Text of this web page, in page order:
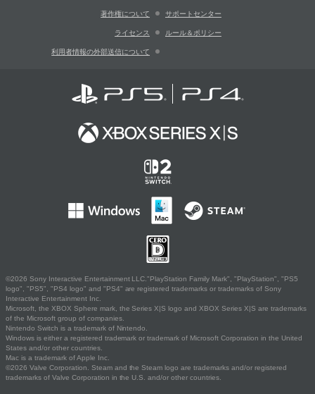
著作権について サポートセンター
ライセンス ルール＆ポリシー
利用者情報の外部送信について
©2026 Sony Interactive Entertainment LLC."PlayStation Family Mark", "PlayStation", "PS5
logo", "PS5", "PS4 logo" and "PS4" are registered trademarks or trademarks of Sony
Interactive Entertainment Inc.
Microsoft, the XBOX Sphere mark, the Series X|S logo and XBOX Series X|S are trademarks
of the Microsoft group of companies.
Nintendo Switch is a trademark of Nintendo.
Windows is either a registered trademark or trademark of Microsoft Corporation in the United
States and/or other countries.
Mac is a trademark of Apple Inc.
©2026 Valve Corporation. Steam and the Steam logo are trademarks and/or registered
trademarks of Valve Corporation in the U.S. and/or other countries.